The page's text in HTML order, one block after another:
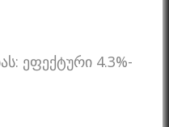
ეფექტური 4.3%-